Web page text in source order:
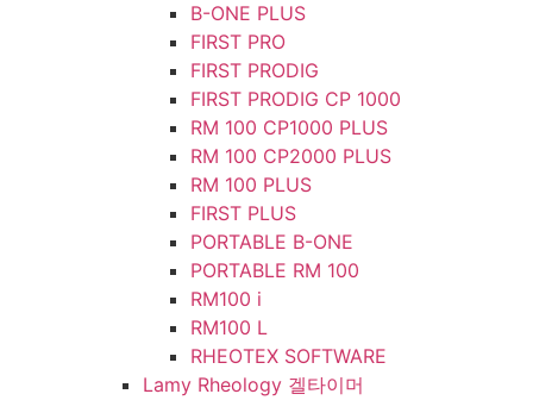
B-ONE PLUS
FIRST PRO
FIRST PRODIG
FIRST PRODIG CP 1000
RM 100 CP1000 PLUS
RM 100 CP2000 PLUS
RM 100 PLUS
FIRST PLUS
PORTABLE B-ONE
PORTABLE RM 100
RM100 i
RM100 L
RHEOTEX SOFTWARE
Lamy Rheology 겔타이머